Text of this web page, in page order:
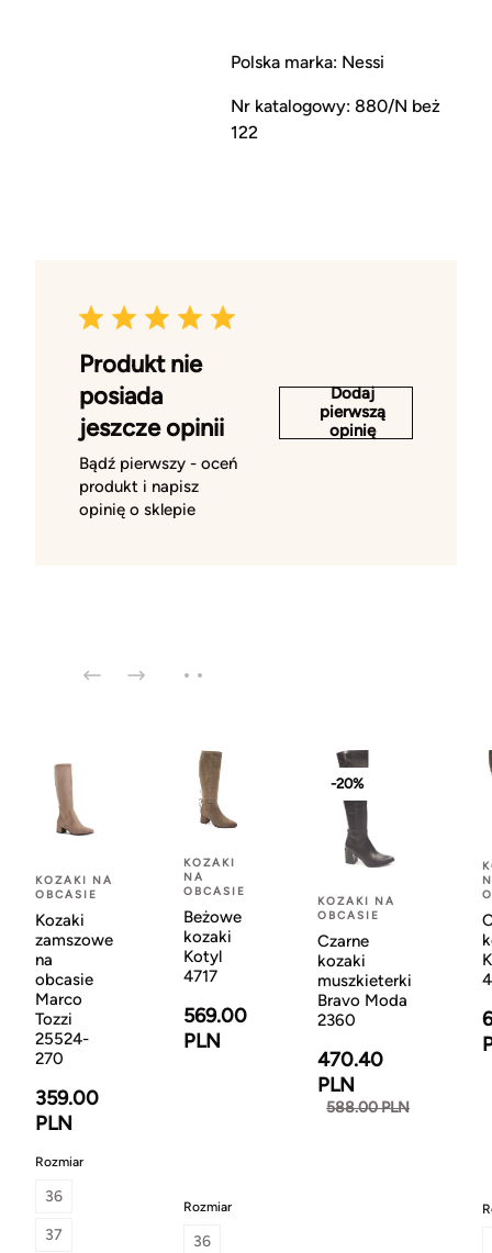
Polska marka: Nessi
Nr katalogowy: 880/N beż
122
Produkt nie
posiada
jeszcze opinii
Bądź pierwszy - oceń
produkt i napisz
opinię o sklepie
Dodaj
pierwszą
opinię
KOZAKI NA
OBCASIE
Kozaki
zamszowe
na
obcasie
Marco
Tozzi
25524-
270
359.00
PLN
Rozmiar
36
37
KOZAKI
NA
OBCASIE
Beżowe
kozaki
Kotyl
4717
569.00
PLN
Rozmiar
36
-20%
KOZAKI NA
OBCASIE
Czarne
kozaki
muszkieterki
Bravo Moda
2360
470.40
PLN
588.00 PLN